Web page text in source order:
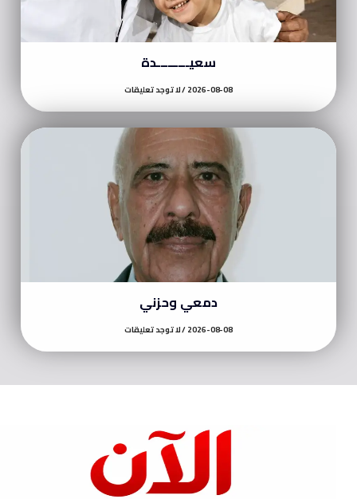
سعيـــــــــدة
2026-08-08 لا توجد تعليقات
دمعي وحزني
2026-08-08 لا توجد تعليقات